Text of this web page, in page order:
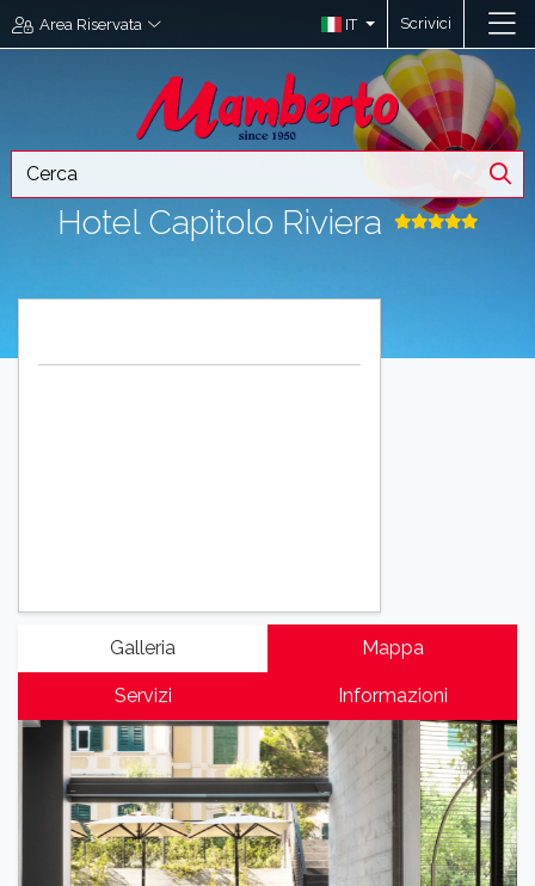
Area Riservata IT Scrivici
Hotel Capitolo Riviera
Galleria Mappa
Servizi Informazioni